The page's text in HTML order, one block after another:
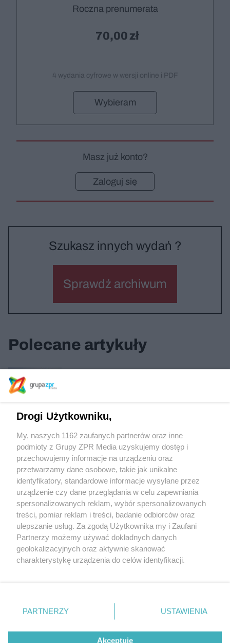
Roczna prenumerata
70,00
4 wydania cyfrowe w wersji online i PDF
Wybieram
Masz już konto?
Zaloguj się
Szukasz innych wydań ?
Sprawdź archiwum
Polecane artykuły
Centrum Kulturalno-Biblioteczne Fama we
Stara Wyłuszczarnia w Czarnej Białostockiej
Dworzec Centrum w Sopocie
Żaden utwór zamieszczony w serwisie nie może być powielany i
rozpowszechniany lub dalej rozpowszechniany w jakikolwiek sposób (w tym
zabronione pod groźbą kary i może być ścigane prawnie.
Drogi Użytkowniku,
My, naszych 1162 zaufanych partnerów oraz inne
podmioty z Grupy ZPR Media uzyskujemy dostęp i
przechowujemy informacje na urządzeniu oraz
przetwarzamy dane osobowe, takie jak unikalne
identyfikatory, standardowe informacje wysyłane przez
urządzenie czy dane przeglądania w celu zapewniania
spersonalizowanych reklam, wybór spersonalizowanych
treści, pomiar reklam i treści, badanie odbiorców oraz
ulepszanie usług. Za zgodą Użytkownika my i Zaufani
Partnerzy możemy używać dokładnych danych
geolokalizacyjnych oraz aktywnie skanować
charakterystykę urządzenia do celów identyfikacji.
zmienić/wycofać klikając przycisk ustawień prywatności
znajdujący się w lewym dolnym rogu strony
rodzaje przetwarzania danych nie wymagają zgody
użytkownika, ale masz prawo sprzeciwić się takiemu
PARTNERZY USTAWIENIA
Akceptuję